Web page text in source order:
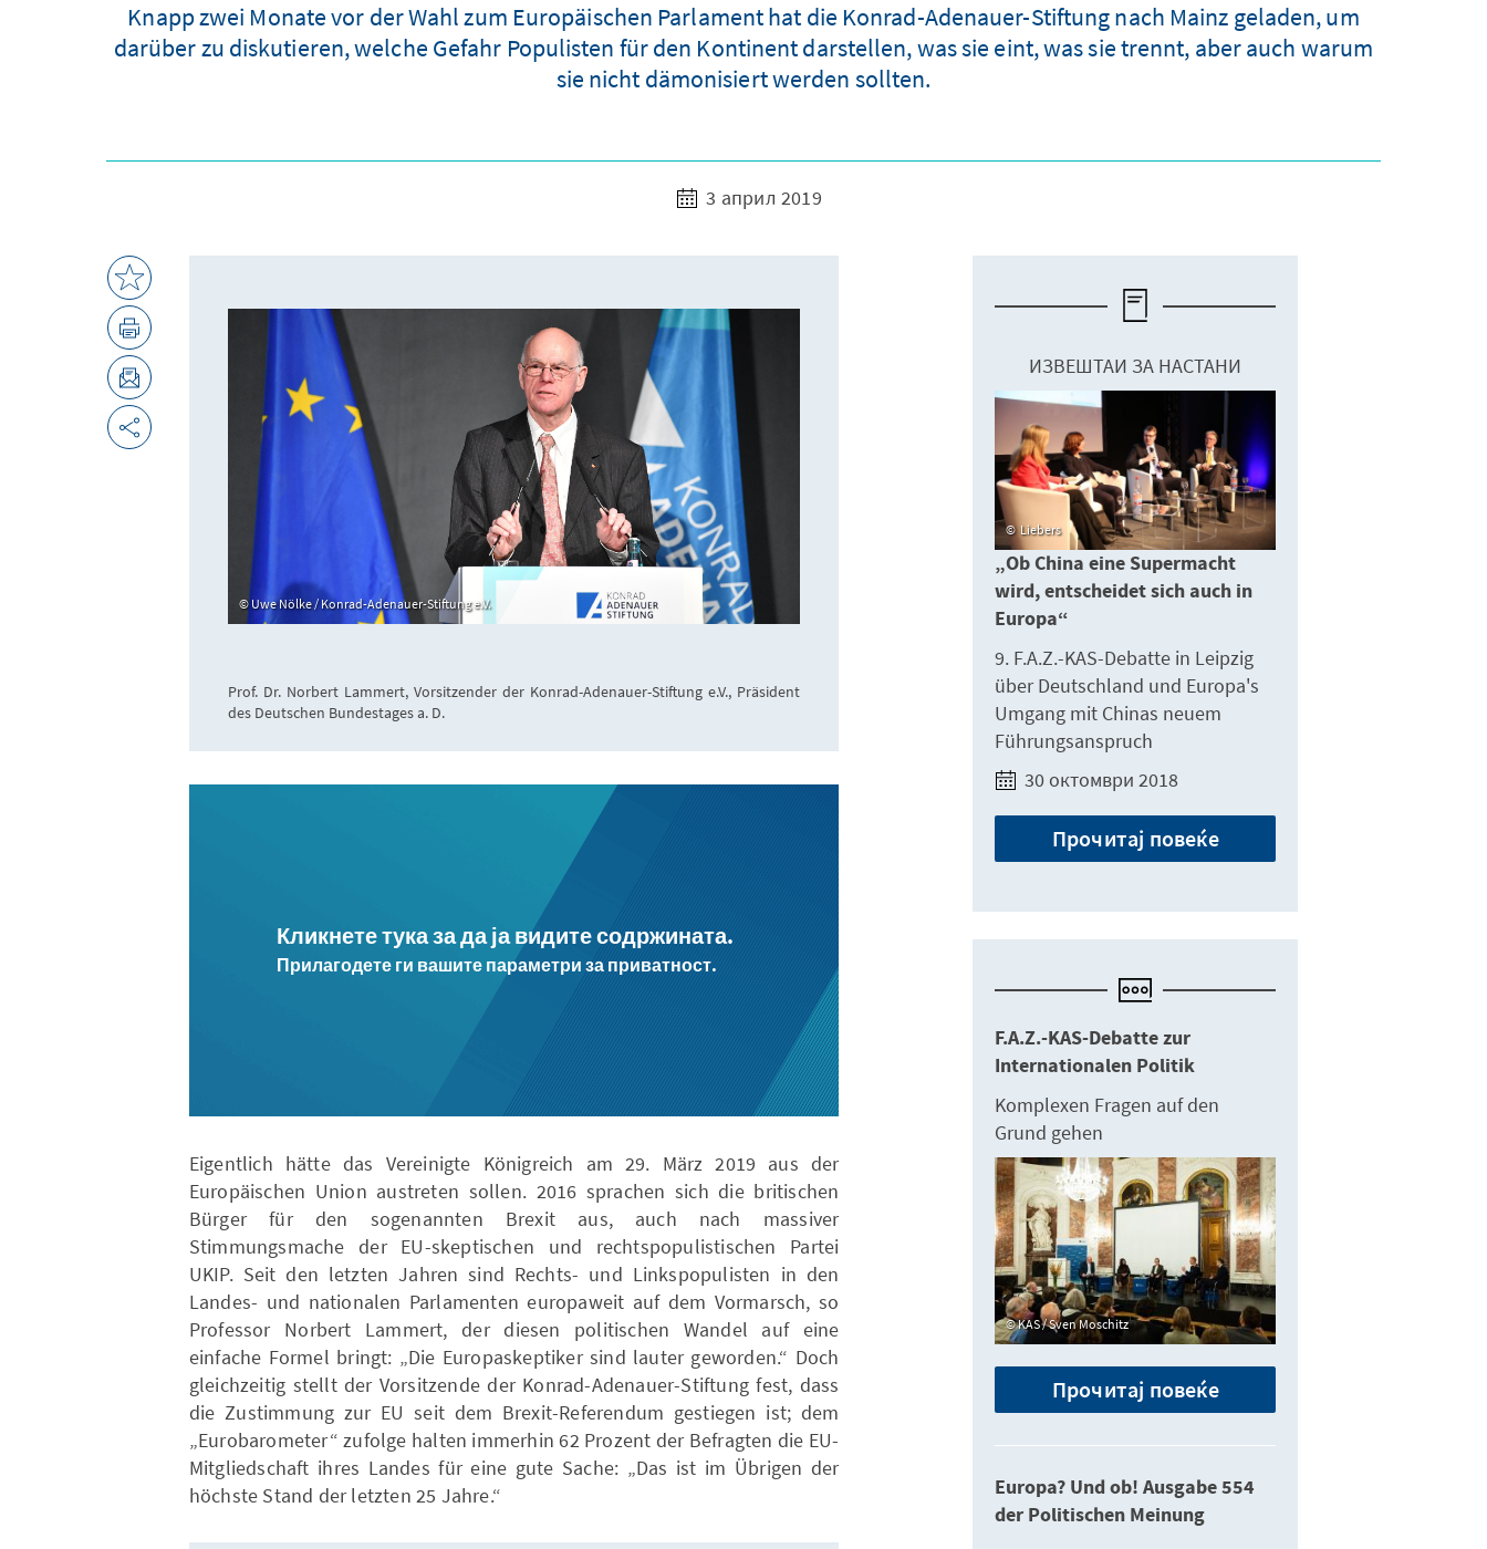
Knapp zwei Monate vor der Wahl zum Europäischen Parlament hat die Konrad-Adenauer-Stiftung nach Mainz geladen, um
darüber zu diskutieren, welche Gefahr Populisten für den Kontinent darstellen, was sie eint, was sie trennt, aber auch warum
sie nicht dämonisiert werden sollten.
3 април 2019
Uwe Nölke / Konrad-Adenauer-Stiftung e.V.
Prof. Dr. Norbert Lammert, Vorsitzender der Konrad-Adenauer-Stiftung e.V., Präsident
des Deutschen Bundestages a. D.
Кликнете тука за да ја видите содржината.
Прилагодете ги вашите параметри за приватност.
Eigentlich hätte das Vereinigte Königreich am 29. März 2019 aus der
Europäischen Union austreten sollen. 2016 sprachen sich die britischen
Bürger für den sogenannten Brexit aus, auch nach massiver
Stimmungsmache der EU-skeptischen und rechtspopulistischen Partei
UKIP. Seit den letzten Jahren sind Rechts- und Linkspopulisten in den
Landes- und nationalen Parlamenten europaweit auf dem Vormarsch, so
Professor Norbert Lammert, der diesen politischen Wandel auf eine
einfache Formel bringt: „Die Europaskeptiker sind lauter geworden.“ Doch
gleichzeitig stellt der Vorsitzende der Konrad-Adenauer-Stiftung fest, dass
die Zustimmung zur EU seit dem Brexit-Referendum gestiegen ist; dem
„Eurobarometer“ zufolge halten immerhin 62 Prozent der Befragten die EU-
Mitgliedschaft ihres Landes für eine gute Sache: „Das ist im Übrigen der
höchste Stand der letzten 25 Jahre.“
ИЗВЕШТАИ ЗА НАСТАНИ
Liebers
„Ob China eine Supermacht
wird, entscheidet sich auch in
Europa“
9. F.A.Z.-KAS-Debatte in Leipzig
über Deutschland und Europa's
Umgang mit Chinas neuem
Führungsanspruch
30 октомври 2018
Прочитај повеќе
F.A.Z.-KAS-Debatte zur
Internationalen Politik
Komplexen Fragen auf den
Grund gehen
KAS / Sven Moschitz
Прочитај повеќе
Europa? Und ob! Ausgabe 554
der Politischen Meinung